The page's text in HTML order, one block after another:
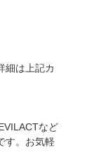
細は上記カ
など
す。お気軽